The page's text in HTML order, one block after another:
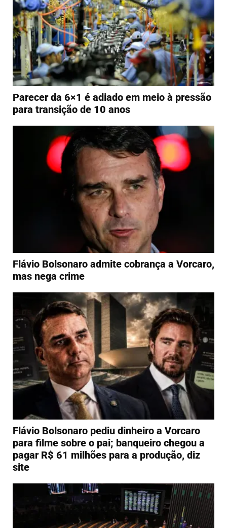
Parecer da 6×1 é adiado em meio à pressão
para transição de 10 anos
Flávio Bolsonaro admite cobrança a Vorcaro,
mas nega crime
Flávio Bolsonaro pediu dinheiro a Vorcaro
para filme sobre o pai; banqueiro chegou a
pagar R$ 61 milhões para a produção, diz
site